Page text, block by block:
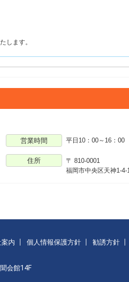
します。
営業時間 平日10：00～16：00
住所
〒 810-0001
福岡市中央区天神1-
内 個人情報保護方針 勧誘方針
会館14F